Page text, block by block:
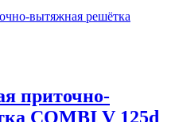
приточно-
COMBI V 125d